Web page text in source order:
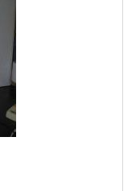
mesas e
benefícios